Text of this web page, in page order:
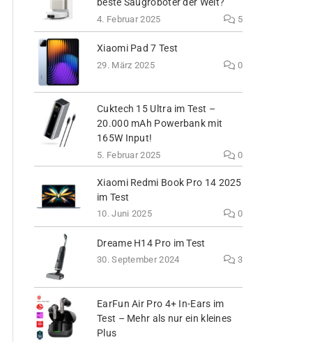
beste Saugroboter der Welt?
4. Februar 2025 5
Xiaomi Pad 7 Test
29. März 2025 0
Cuktech 15 Ultra im Test –
20.000 mAh Powerbank mit
165W Input!
5. Februar 2025 0
Xiaomi Redmi Book Pro 14 2025
im Test
10. Juni 2025 0
Dreame H14 Pro im Test
30. September 2024 3
EarFun Air Pro 4+ In-Ears im
Test – Mehr als nur ein kleines
Plus